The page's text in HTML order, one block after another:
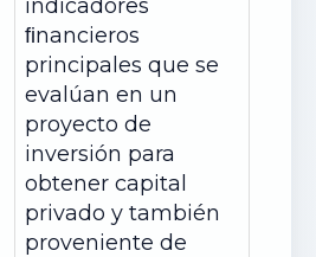
indicadores
ﬁnancieros
principales que se
evalúan en un
proyecto de
inversión para
obtener capital
privado y también
proveniente de